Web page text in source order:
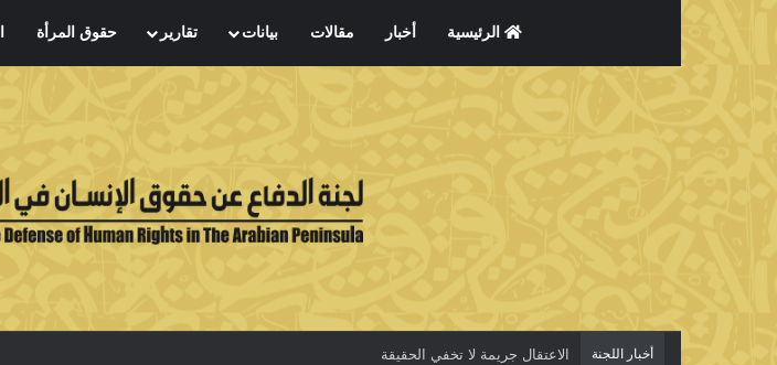
الرئيسية أخبار مقالات بيانات تقارير حقوق المرأة
أخبار اللجنة الاعتقال جريمة لا تخفي الحقيقة